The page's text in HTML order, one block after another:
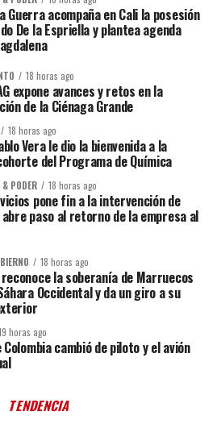
Guerra acompaña en Cali la posesión
De la Espriella y plantea agenda
18 horas ago
expone avances y retos en la
de la Ciénaga Grande
18 horas ago
Vera le dio la bienvenida a la
del Programa de Química
PODER 18 horas ago
pone fin a la intervención de
paso al retorno de la empresa al
18 horas ago
reconoce la soberanía de Marruecos
Occidental y da un giro a su
horas ago
Colombia cambió de piloto y el avión
TENDENCIA